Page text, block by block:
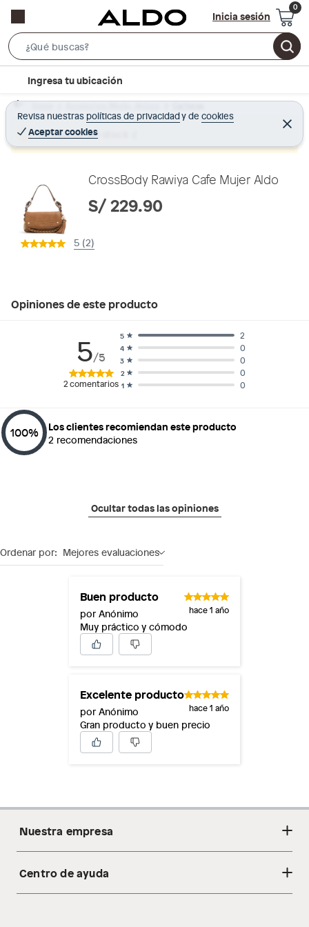
Inicia sesión
e
r
c
B
r
c
t
Ingresa tu ubicación
Revisa nuestras políticas de privacidadyde cookies
Aceptar cookies
C
e
r
Home Accesorios Moda - Bolsos Carteras
Producto sin stock :(
CrossBody Rawiya Cafe Mujer Aldo
S/ 229.90
5 (2)
Opiniones de este producto
5/5
2comentarios 1 0
2 0
3 0
4 0
5 2
100% Los clientes recomiendan este producto
2 recomendaciones
Ocultar todas las opiniones
Ordenar por: Mejores evaluaciones
Buen producto
por Anónimo hace 1 año
Muy práctico y cómodo
Excelente producto
por Anónimo hace 1 año
Gran producto y buen precio
Nuestra empresa
Acerca de nosotros
Centro de ayuda